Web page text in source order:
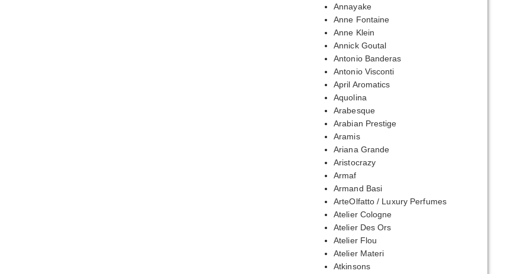
Annayake
Anne Fontaine
Anne Klein
Annick Goutal
Antonio Banderas
Antonio Visconti
April Aromatics
Aquolina
Arabesque
Arabian Prestige
Aramis
Ariana Grande
Aristocrazy
Armaf
Armand Basi
ArteOlfatto / Luxury Perfumes
Atelier Cologne
Atelier Des Ors
Atelier Flou
Atelier Materi
Atkinsons